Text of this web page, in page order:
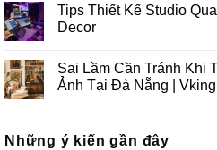
Studio
Chụp
Ảnh
Nẵng
Vking
Ý
Trong
Thiết
Công
Trọn
Gói
Tại
bình
luận
ở
Ý
Khi
Thiết
Trọn
Tips Thiết Kế Studio
Decor
bình
luận
ở
Studio
Sai Lầm Cần Tránh Khi
Ảnh Tại Đà Nẵng |
luận
Những ý kiến gần đây